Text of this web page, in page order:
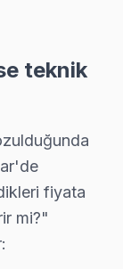
Sorulan
gün servis
arama
nasıl karar
zaman verilir?
yapılan
başka sorun
ek sorunun
teknik
fiyata
mi?"